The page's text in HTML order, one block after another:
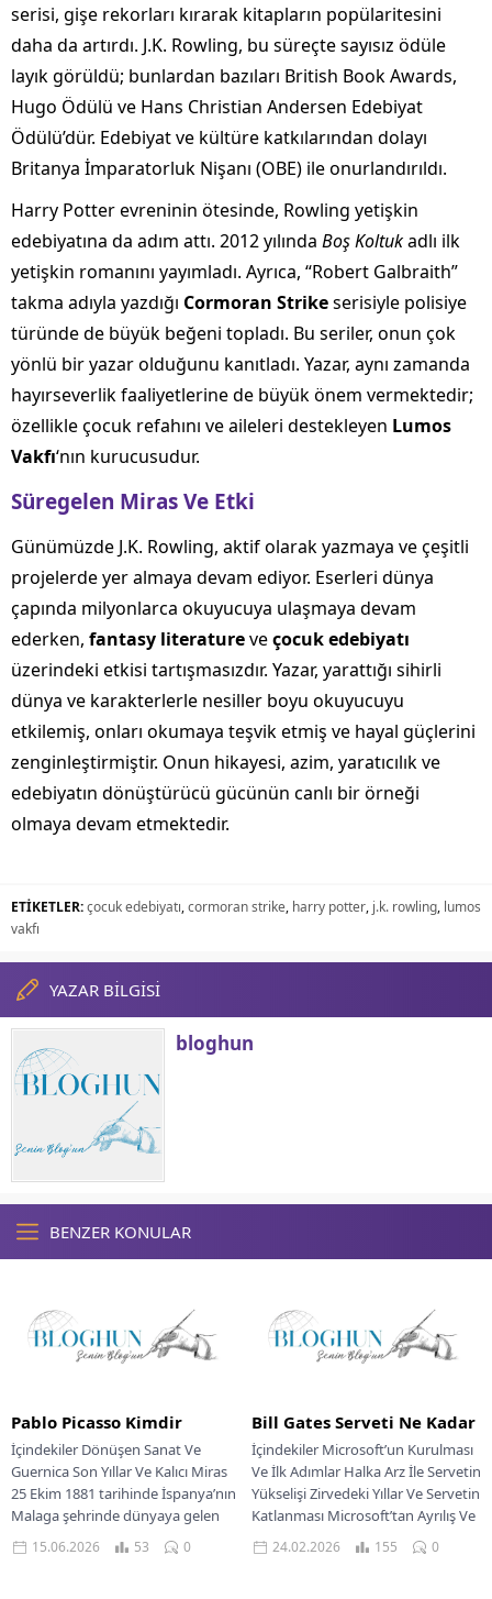
serisi, gişe rekorları kırarak kitapların popülaritesini
daha da artırdı. J.K. Rowling, bu süreçte sayısız ödüle
layık görüldü; bunlardan bazıları British Book Awards,
Hugo Ödülü ve Hans Christian Andersen Edebiyat
Ödülü’dür. Edebiyat ve kültüre katkılarından dolayı
Britanya İmparatorluk Nişanı (OBE) ile onurlandırıldı.
Harry Potter evreninin ötesinde, Rowling yetişkin
edebiyatına da adım attı. 2012 yılında Boş Koltukadlı ilk
yetişkin romanını yayımladı. Ayrıca, “Robert Galbraith”
takma adıyla yazdığı Cormoran Strikeserisiyle polisiye
türünde de büyük beğeni topladı. Bu seriler, onun çok
yönlü bir yazar olduğunu kanıtladı. Yazar, aynı zamanda
hayırseverlik faaliyetlerine de büyük önem vermektedir;
özellikle çocuk refahını ve aileleri destekleyen Lumos
Vakfı‘nın kurucusudur.
Süregelen Miras Ve Etki
Günümüzde J.K. Rowling, aktif olarak yazmaya ve çeşitli
projelerde yer almaya devam ediyor. Eserleri dünya
çapında milyonlarca okuyucuya ulaşmaya devam
ederken, fantasy literatureveçocuk edebiyatı
üzerindeki etkisi tartışmasızdır. Yazar, yarattığı sihirli
dünya ve karakterlerle nesiller boyu okuyucuyu
etkilemiş, onları okumaya teşvik etmiş ve hayal güçlerini
zenginleştirmiştir. Onun hikayesi, azim, yaratıcılık ve
edebiyatın dönüştürücü gücünün canlı bir örneği
olmaya devam etmektedir.
ETİKETLER:çocuk edebiyatı,cormoran strike, harry potter, j.k. rowling, lumos
vakfı
YAZAR BİLGİSİ
bloghun
BENZER KONULAR
Pablo Picasso Kimdir
İçindekiler Dönüşen Sanat Ve
Guernica Son Yıllar Ve Kalıcı Miras
25 Ekim 1881 tarihinde İspanya’nın
Malaga şehrinde dünyaya gelen
Pablo...15.06.2026 53 0
Bill Gates Serveti Ne Kadar
İçindekiler Microsoft’un Kurulması
Ve İlk Adımlar Halka Arz İle Servetin
Yükselişi Zirvedeki Yıllar Ve Servetin
Katlanması Microsoft’tan Ayrılış Ve
Yeni...24.02.2026 155 0